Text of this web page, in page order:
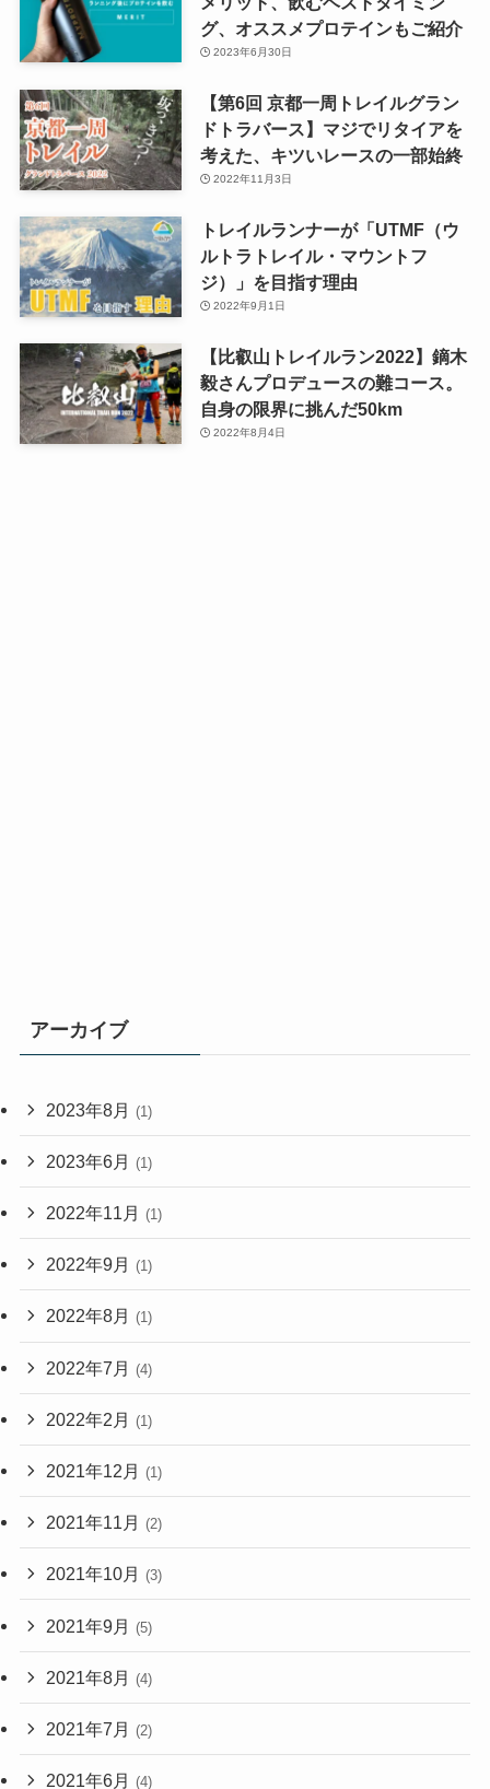
グ、オススメプロテインもご紹介
2023年6月30日
【第6回 京都一周トレイルグラン
ドトラバース】マジでリタイアを
考えた、キツいレースの一部始終
2022年11月3日
トレイルランナーが「UTMF（ウ
ルトラトレイル・マウントフ
ジ）」を目指す理由
2022年9月1日
【比叡山トレイルラン2022】鏑木
毅さんプロデュースの難コース。
自身の限界に挑んだ50km
2022年8月4日
アーカイブ
2023年8月 (1)
2023年6月 (1)
2022年11月 (1)
2022年9月 (1)
2022年8月 (1)
2022年7月 (4)
2022年2月 (1)
2021年12月 (1)
2021年11月 (2)
2021年10月 (3)
2021年9月 (5)
2021年8月 (4)
2021年7月 (2)
2021年6月 (4)